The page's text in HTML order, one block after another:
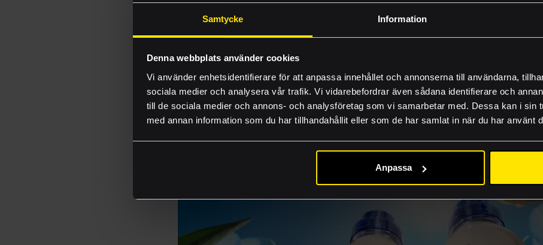
Samtycke Information
Denna webbplats använder cookies
Vi använder enhetsidentifierare för att anpassa innehållet och annonserna till användarna,
sociala medier och analysera vår trafik. Vi vidarebefordrar även sådana identifierare och
till de sociala medier och annons- och analysföretag som vi samarbetar med. Dessa kan i sin
med annan information som du har tillhandahållit eller som de har samlat in när du har använt
Anpassa
sockerrör.
Ett annat bolag som har ett pilotprojekt för att skapa mer miljövänliga
FSC-certifierat papper med ett tunt lager av 100 procent återvunnen PET-plats
med flaskorna är att skapa dem utan den återvinna plastfilmbarriären och
som är helt återvinningsbar i returpapperssystemet.
Byggprojekt
FAQ
Lämna rätt material
Jobba hos oss
Akademi